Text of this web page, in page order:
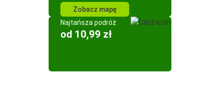
Zobacz mapę
Najtańsza podróż
od 10,99 zł